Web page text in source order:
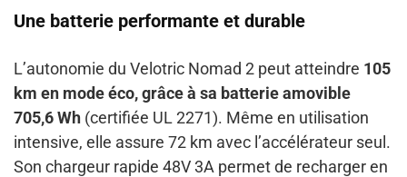
Une batterie performante et durable
L’autonomie du Velotric Nomad 2 peut atteindre 105
km en mode éco, grâce à sa batterie amovible
705,6 Wh (certifiée UL 2271). Même en utilisation
intensive, elle assure 72 km avec l’accélérateur seul.
Son chargeur rapide 48V 3A permet de recharger en